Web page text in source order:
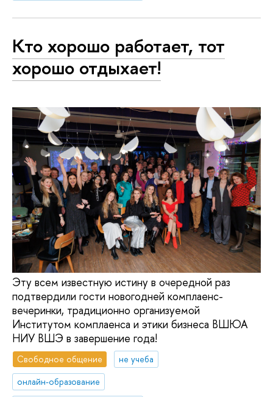
Кто хорошо работает, тот
хорошо отдыхает!
Эту всем известную истину в очередной раз
подтвердили гости новогодней комплаенс-
вечеринки, традиционно организуемой
Институтом комплаенса и этики бизнеса ВШЮА
НИУ ВШЭ в завершение года!
Свободное общение
не учеба
онлайн-образование